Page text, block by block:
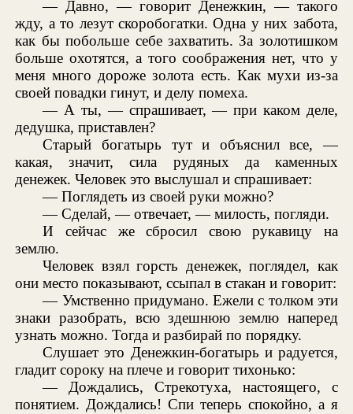
— Давно, — говорит Денежкин, — такого
жду, а то лезут скоробогатки. Одна у них забота,
как бы побольше себе захватить. За золотишком
больше охотятся, а того соображения нет, что у
меня много дороже золота есть. Как мухи из-за
своей повадки гинут, и делу помеха.
— А ты, — спрашивает, — при каком деле,
дедушка, приставлен?
Старый богатырь тут и объяснил все, —
какая, значит, сила рудяных да каменных
денежек. Человек это выслушал и спрашивает:
— Поглядеть из своей руки можно?
— Сделай, — отвечает, — милость, погляди.
И сейчас же сбросил свою рукавицу на
землю.
Человек взял горсть денежек, поглядел, как
они место показывают, ссыпал в стакан и говорит:
— Умственно придумано. Ежели с толком эти
знаки разобрать, всю здешнюю землю наперед
узнать можно. Тогда и разбирай по порядку.
Слушает это Денежкин-богатырь и радуется,
гладит сороку на плече и говорит тихонько:
— Дождались, Стрекотуха, настоящего, с
понятием. Дождались! Спи теперь спокойно, а я